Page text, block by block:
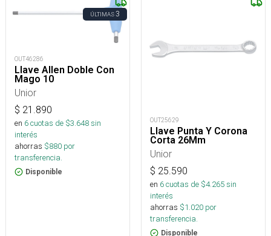
ÚLTIMAS3
OUT46286
Llave Allen Doble Con
Mago 10
Unior
$ 21.890
en 6cuotas de $3.648sin
interés
ahorras $880 por
transferencia.
Disponible
OUT25629
Llave Punta Y Corona
Corta 26Mm
Unior
$ 25.590
en 6cuotas de $4.265sin
interés
ahorras $1.020 por
transferencia.
Disponible